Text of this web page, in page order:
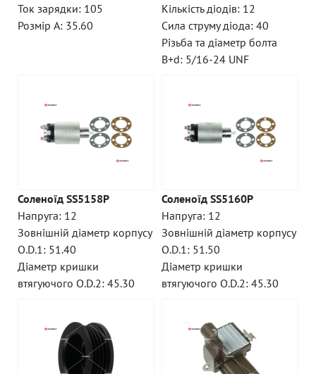
Ток зарядки: 105
Розмір A: 35.60
Кількість діодів: 12
Сила струму діода: 40
Різьба та діаметр болта
B+d: 5/16-24 UNF
Соленоїд SS5158P
Напруга: 12
Зовнішній діаметр корпусу
O.D.1: 51.40
Діаметр кришки
втягуючого O.D.2: 45.30
Соленоїд SS5160P
Напруга: 12
Зовнішній діаметр корпусу
O.D.1: 51.50
Діаметр кришки
втягуючого O.D.2: 45.30